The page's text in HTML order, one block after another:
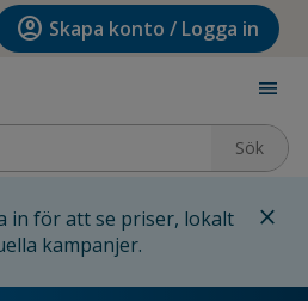
account_circle Skapa konto / Logga in
menu
Sök
in för att se priser, lokalt
kampanjer.
close